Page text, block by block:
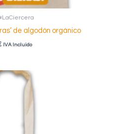
de algodón orgánico
IVA Incluido